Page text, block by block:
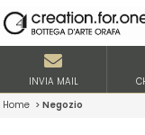
INVIA MAIL
Home > Negozio